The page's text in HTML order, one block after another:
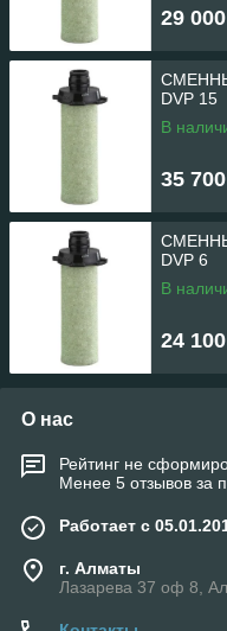
29 000
DVP 15
В
35 700
DVP 6
В
24 100
О нас
Рейтинг не
Менее 5 отзывов за
Работает с
г. Алматы
Лазарева 37 оф 8,